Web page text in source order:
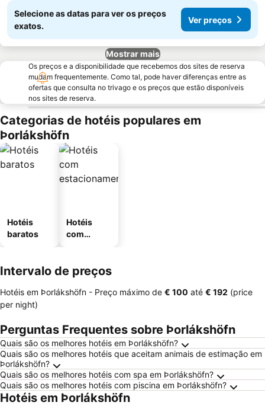
Selecione as datas para ver os preços
exatos.
Ver preços
Mostrar mais
Os preços e a disponibilidade que recebemos dos sites de reserva
mudam frequentemente. Como tal, pode haver diferenças entre as
ofertas que consulta no trivago e os preços que estão disponíveis
nos sites de reserva.
Categorias de hotéis populares em
Þorlákshöfn
Hotéis
baratos
Hotéis
com
Intervalo de preços
Hotéis em Þorlákshöfn - Preço máximo de ‎€ 100 até ‎€ 192 (price
per night)
Perguntas Frequentes sobre Þorlákshöfn
Quais são os melhores hotéis em Þorlákshöfn?
Quais são os melhores hotéis que aceitam animais de estimação em
Þorlákshöfn?
Quais são os melhores hotéis com spa em Þorlákshöfn?
Quais são os melhores hotéis com piscina em Þorlákshöfn?
Hotéis em Þorlákshöfn